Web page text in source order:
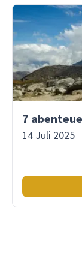
14 Juli 2025